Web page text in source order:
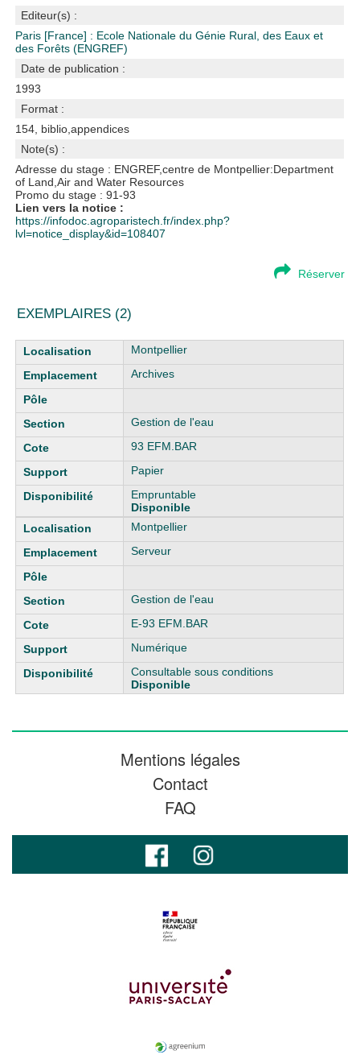
Editeur(s) :
Paris [France] : Ecole Nationale du Génie Rural, des Eaux et
des Forêts (ENGREF)
Date de publication :
1993
Format :
154, biblio,appendices
Note(s) :
Adresse du stage : ENGREF,centre de Montpellier:Department
of Land,Air and Water Resources
Promo du stage : 91-93
Lien vers la notice :
https://infodoc.agroparistech.fr/index.php?
lvl=notice_display&id=108407
Réserver
EXEMPLAIRES (2)
Liste des exemplaires
Montpellier
Archives
Gestion de l'eau
93 EFM.BAR
Papier
Empruntable
Disponible
Montpellier
Serveur
Gestion de l'eau
E-93 EFM.BAR
Numérique
Consultable sous conditions
Disponible
Mentions légales
Contact
FAQ